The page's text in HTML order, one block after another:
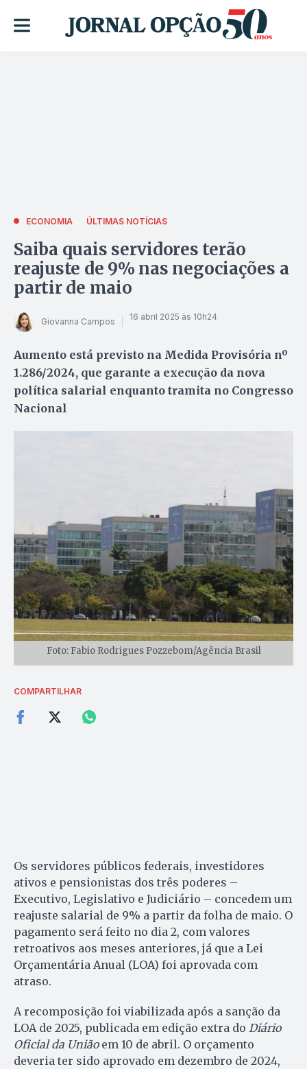
ECONOMIA ÚLTIMAS NOTÍCIAS
Saiba quais servidores terão
reajuste de 9% nas negociações a
partir de maio
Giovanna Campos 16 abril 2025 às 10h24
Aumento está previsto na Medida Provisória nº
1.286/2024, que garante a execução da nova
política salarial enquanto tramita no Congresso
Nacional
Foto: Fabio Rodrigues Pozzebom/Agência Brasil
COMPARTILHAR
Os servidores públicos federais, investidores
ativos e pensionistas dos três poderes –
Executivo, Legislativo e Judiciário – concedem um
reajuste salarial de 9% a partir da folha de maio. O
pagamento será feito no dia 2, com valores
retroativos aos meses anteriores, já que a Lei
Orçamentária Anual (LOA) foi aprovada com
atraso.
A recomposição foi viabilizada após a sanção da
LOA de 2025, publicada em edição extra do Diário
Oficial da Uniãoem 10 de abril. O orçamento
deveria ter sido aprovado em dezembro de 2024,